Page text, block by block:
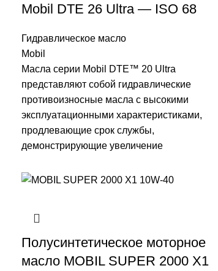
Mobil DTE 26 Ultra — ISO 68
Гидравлическое масло
Mobil
Масла серии Mobil DTE™ 20 Ultra
представляют собой гидравлические
противоизносные масла с высокими
эксплуатационными характеристиками,
продлевающие срок службы,
демонстрирующие увеличение
Полусинтетическое моторное
масло MOBIL SUPER 2000 X1